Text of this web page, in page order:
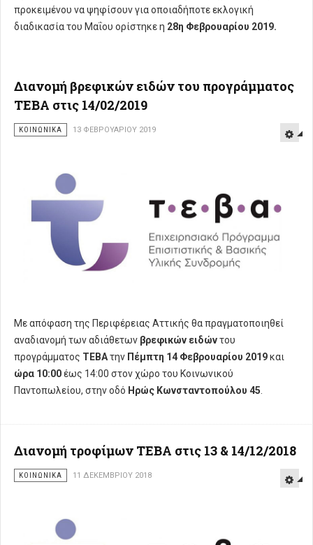
προκειμένου να ψηφίσουν για οποιαδήποτε εκλογική
διαδικασία του Μαΐου ορίστηκε η 28η Φεβρουαρίου 2019.
Διανομή βρεφικών ειδών του προγράμματος
ΤΕΒΑ στις 14/02/2019
ΚΟΙΝΩΝΙΚΑ 13 ΦΕΒΡΟΥΑΡΊΟΥ 2019
Με απόφαση της Περιφέρειας Αττικής θα πραγματοποιηθεί
αναδιανομή των αδιάθετων βρεφικών ειδώντου
προγράμματος ΤΕΒΑτην Πέμπτη 14 Φεβρουαρίου 2019και
ώρα 10:00έως 14:00 στον χώρο του Κοινωνικού
Παντοπωλείου, στην οδό Ηρώς Κωνσταντοπούλου 45
Διανομή τροφίμων ΤΕΒΑ στις 13 & 14/12/2018
ΚΟΙΝΩΝΙΚΑ 11 ΔΕΚΕΜΒΡΊΟΥ 2018